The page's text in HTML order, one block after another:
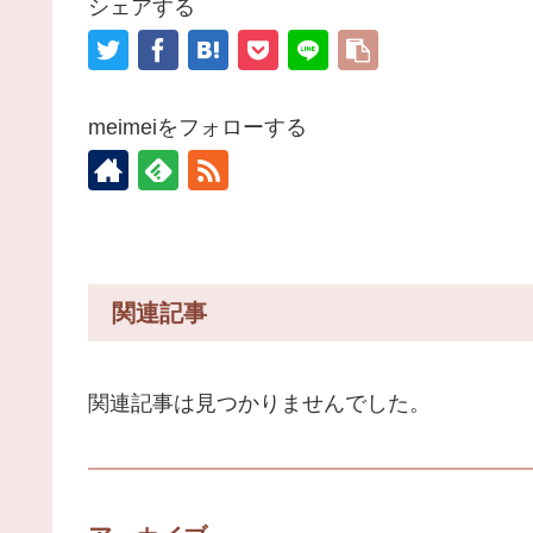
シェアする
meimeiをフォローする
関連記事
関連記事は見つかりませんでした。